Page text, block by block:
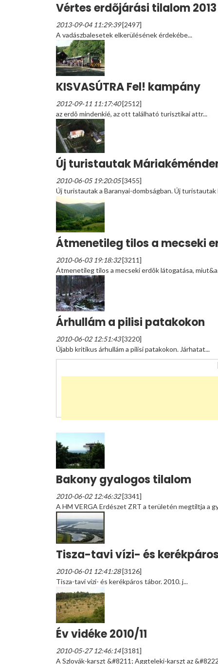
Vértes erdõjárási tilalom
2013-09-04 11:29:39[2497]
A vadászbalesetek elkerülésének érdekébe...
KISVASÚTRA Fel! kampány
2012-09-11 11:17:40[2512]
az erdõ mindenkié, az ott található turisztikai attr...
Új turistautak
2010-06-05 19:20:05[3455]
Új turistautak a Baranyai-dombságban. Új turistautak
Átmenetileg tilos a mecseki
2010-06-03 19:18:32[3211]
Átmenetileg tilos a mecseki erdõk látogatása,
Árhullám a pilisi patakokon
2010-06-02 12:51:43[3220]
Újabb kritikus árhullám a pilisi patakokon. Járhatat...
Bakony gyalogos tilalom
2010-06-02 12:46:32[3341]
A HM VERGA Erdészet ZRT a területén megtiltja a
Tisza-tavi vízi- és
2010-06-01 12:41:28[3126]
Tisza-tavi vízi- és kerékpáros tábor. 2010. j...
Év vidéke 2010/11
2010-05-27 12:46:14[3181]
A Szlovák-karszt &#8211; Aggteleki-karszt az